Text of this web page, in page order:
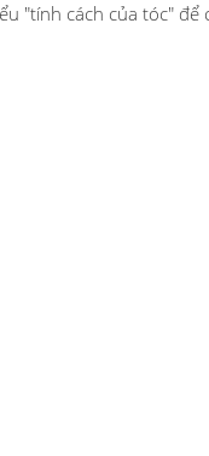
"tính cách của tóc" để